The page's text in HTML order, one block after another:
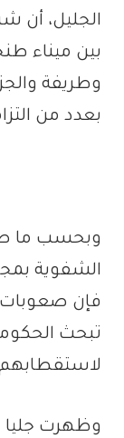
الجليل، أن
بين ميناء
وطريفة
بعدد من
وبحسب ما
فإن صعوبات
تبحث
وظهرت جليا